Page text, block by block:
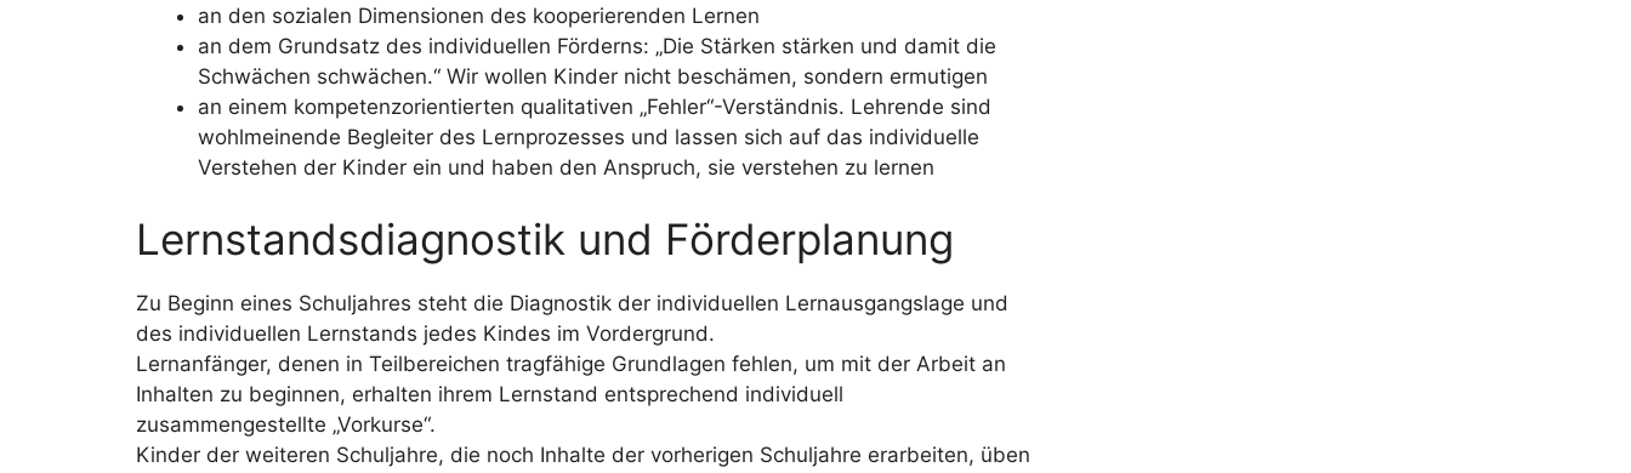
an den sozialen Dimensionen des kooperierenden Lernen
an dem Grundsatz des individuellen Förderns: „Die Stärken stärken und damit die
Schwächen schwächen.“ Wir wollen Kinder nicht beschämen, sondern ermutigen
an einem kompetenzorientierten qualitativen „Fehler“-Verständnis. Lehrende sind
wohlmeinende Begleiter des Lernprozesses und lassen sich auf das individuelle
Verstehen der Kinder ein und haben den Anspruch, sie verstehen zu lernen
Lernstandsdiagnostik und Förderplanung
Zu Beginn eines Schuljahres steht die Diagnostik der individuellen Lernausgangslage und
des individuellen Lernstands jedes Kindes im Vordergrund.
Lernanfänger, denen in Teilbereichen tragfähige Grundlagen fehlen, um mit der Arbeit an
Inhalten zu beginnen, erhalten ihrem Lernstand entsprechend individuell
zusammengestellte „Vorkurse“.
Kinder der weiteren Schuljahre, die noch Inhalte der vorherigen Schuljahre erarbeiten, üben